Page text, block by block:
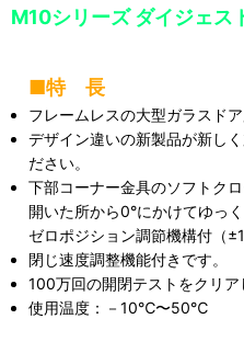
M10シリーズ ダイジェス
■特 長
フレームレスの大型ガラスド
デザイン違いの新製品が新し
ださい。
下部コーナー金具のソフトク
開いた所から0°にかけてゆっく
ゼロポジション調節機構付（
閉じ速度調整機能付きです。
100万回の開閉テストをクリア
使用温度：－10℃〜50℃